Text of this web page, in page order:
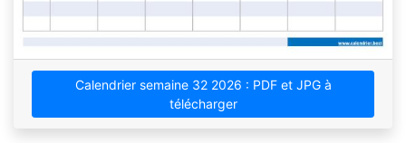
Calendrier semaine 32 2026 : PDF et JPG à
télécharger